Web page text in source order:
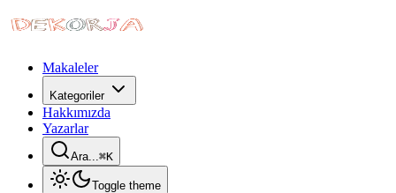
Makaleler
Kategoriler
Hakkımızda
Yazarlar
Ara...⌘K
Toggle theme